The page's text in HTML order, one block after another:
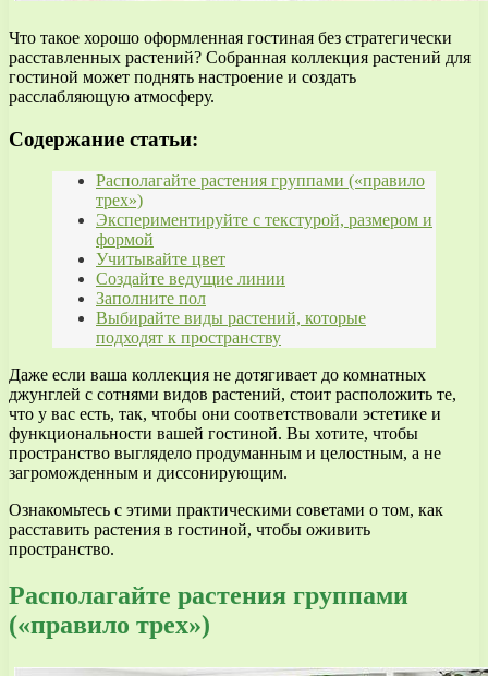
Что такое хорошо оформленная гостиная без стратегически
расставленных растений? Собранная коллекция растений для
гостиной может поднять настроение и создать
расслабляющую атмосферу.
Содержание статьи:
Располагайте растения группами («правило
трех»)
Экспериментируйте с текстурой, размером и
формой
Учитывайте цвет
Создайте ведущие линии
Заполните пол
Выбирайте виды растений, которые
подходят к пространству
Даже если ваша коллекция не дотягивает до комнатных
джунглей с сотнями видов растений, стоит расположить те,
что у вас есть, так, чтобы они соответствовали эстетике и
функциональности вашей гостиной. Вы хотите, чтобы
пространство выглядело продуманным и целостным, а не
загроможденным и диссонирующим.
Ознакомьтесь с этими практическими советами о том, как
расставить растения в гостиной, чтобы оживить
пространство.
Располагайте растения группами
(«правило трех»)